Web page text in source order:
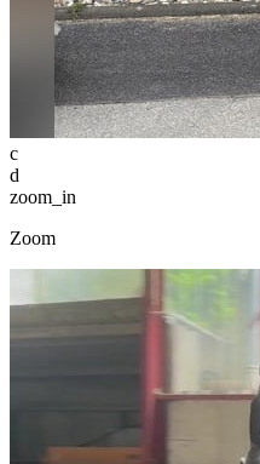
c
d
zoom_in
Zoom